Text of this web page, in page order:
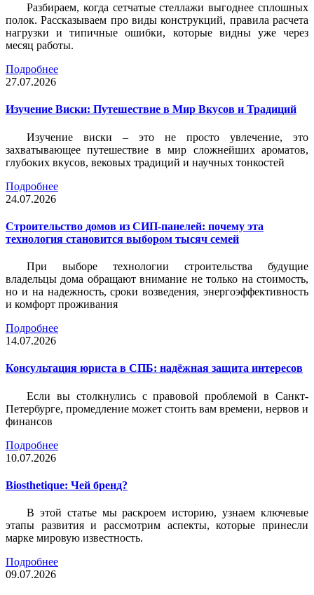
Разбираем, когда сетчатые стеллажи выгоднее сплошных
полок. Рассказываем про виды конструкций, правила расчета
нагрузки и типичные ошибки, которые видны уже через
месяц работы.
Подробнее
27.07.2026
Изучение Виски: Путешествие в Мир Вкусов и Традиций
Изучение виски – это не просто увлечение, это
захватывающее путешествие в мир сложнейших ароматов,
глубоких вкусов, вековых традиций и научных тонкостей
Подробнее
24.07.2026
Строительство домов из СИП-панелей: почему эта
технология становится выбором тысяч семей
При выборе технологии строительства будущие
владельцы дома обращают внимание не только на стоимость,
но и на надежность, сроки возведения, энергоэффективность
и комфорт проживания
Подробнее
14.07.2026
Консультация юриста в СПБ: надёжная защита интересов
Если вы столкнулись с правовой проблемой в Санкт-
Петербурге, промедление может стоить вам времени, нервов и
финансов
Подробнее
10.07.2026
Biosthetique: Чей бренд?
В этой статье мы раскроем историю, узнаем ключевые
этапы развития и рассмотрим аспекты, которые принесли
марке мировую известность.
Подробнее
09.07.2026